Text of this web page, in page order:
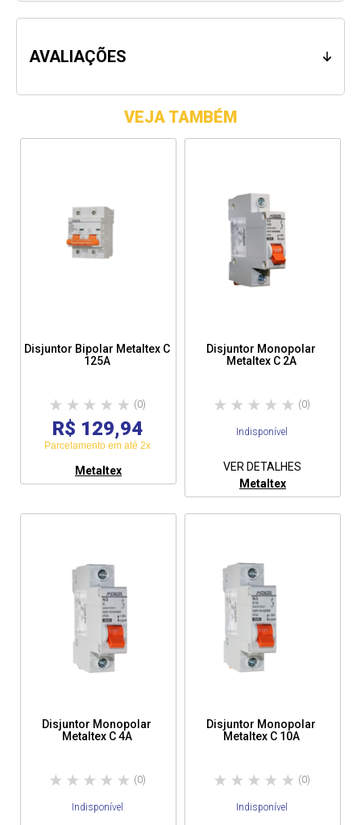
AVALIAÇÕES
VEJA TAMBÉM
Disjuntor Bipolar Metaltex C
125A
(0)
R$ 129,94
Parcelamento em até 2x
Metaltex
Disjuntor Monopolar
Metaltex C 2A
(0)
Indisponível
VER DETALHES
Metaltex
Disjuntor Monopolar
Metaltex C 4A
(0)
Indisponível
Disjuntor Monopolar
Metaltex C 10A
(0)
Indisponível